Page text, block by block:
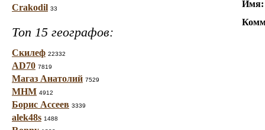
Crakodil 33
Топ 15 географов:
Скилеф 22332
AD70 7819
Магаз Анатолий 7529
МНМ 4912
Борис Ассеев 3339
alek48s 1488
Имя: